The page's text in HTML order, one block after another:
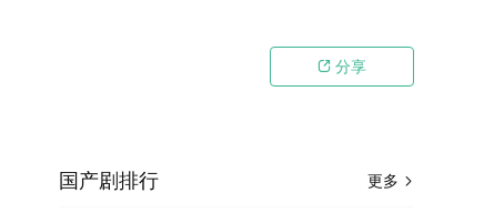
 分享
更多 
国产剧排行